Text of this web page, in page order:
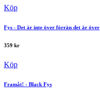
Köp
Fys - Det är inte över förrän det är över
359 kr
Köp
Framåt! - Black Fys